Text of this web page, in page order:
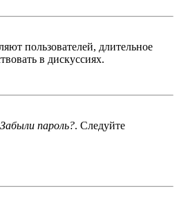
пользователей, длительное
в дискуссиях.
Забыли пароль?. Следуйте